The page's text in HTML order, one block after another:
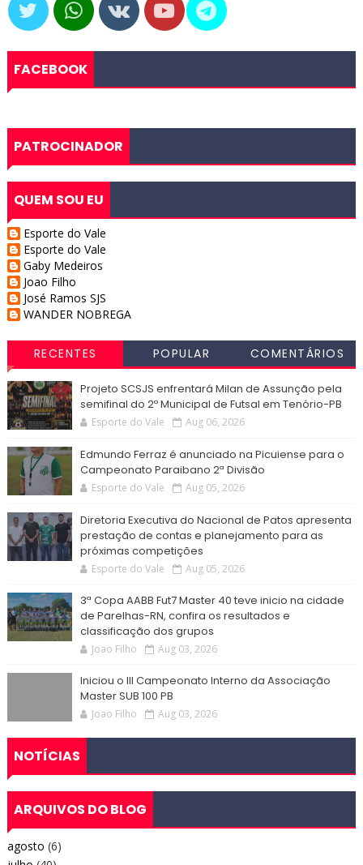
FACEBOOK
PATROCINADOR
QUEM SOU EU
Esporte do Vale
Esporte do Vale
Gaby Medeiros
Joao Filho
José Ramos SJS
WANDER NOBREGA
RECENTES POPULAR COMENTÁRIOS
Projeto SCSJS enfrentará Milan de Assunção pela
semifinal do 2º Municipal de Futsal em Tenório-PB
Esporte do Vale Aug 06, 2026
Edmundo Ferraz é anunciado na Picuiense para o
Campeonato Paraibano 2ª Divisão
Esporte do Vale Aug 05, 2026
Diretoria Executiva do Nacional de Patos apresenta
prestação de contas e planejamento para as
próximas competições
Esporte do Vale Aug 05, 2026
3ª Copa AABB Fut7 Master 40 teve inicio na cidade
de Parelhas-RN, confira os resultados e
classificação dos grupos
Joao Filho Aug 03, 2026
Iniciou o III Campeonato Interno da Associação
Master SUB 100 PB
Joao Filho Aug 03, 2026
NOTÍCIAS
ARQUIVOS DO BLOG
agosto (6)